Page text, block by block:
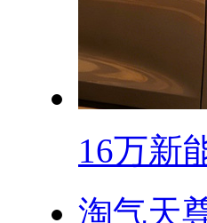
16万新
淘气天